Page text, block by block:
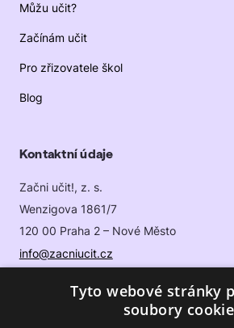
Můžu učit?
Začínám učit
Pro zřizovatele škol
Blog
Kontaktní údaje
Začni učit!, z. s.
Wenzigova 1861/7
120 00 Praha 2 – Nové Město
info@zacniucit.cz
Tyto webové stránky
soubory